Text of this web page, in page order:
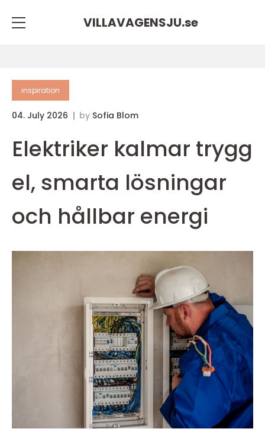
VILLAVAGENSJU.se
inspiration
04. July 2026 by Sofia Blom
Elektriker kalmar trygg
el, smarta lösningar
och hållbar energi